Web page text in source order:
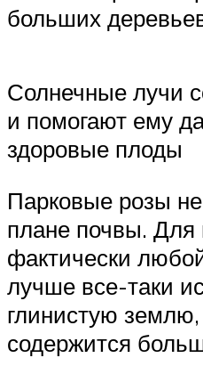
больших
Солнечные лучи
и помогают ему
здоровые плоды
Парковые розы
плане почвы. Для
фактически
лучше все-таки
глинистую землю,
содержится